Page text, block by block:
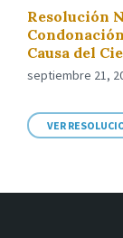
Resolución
Causa del
septiembre 21,
VER